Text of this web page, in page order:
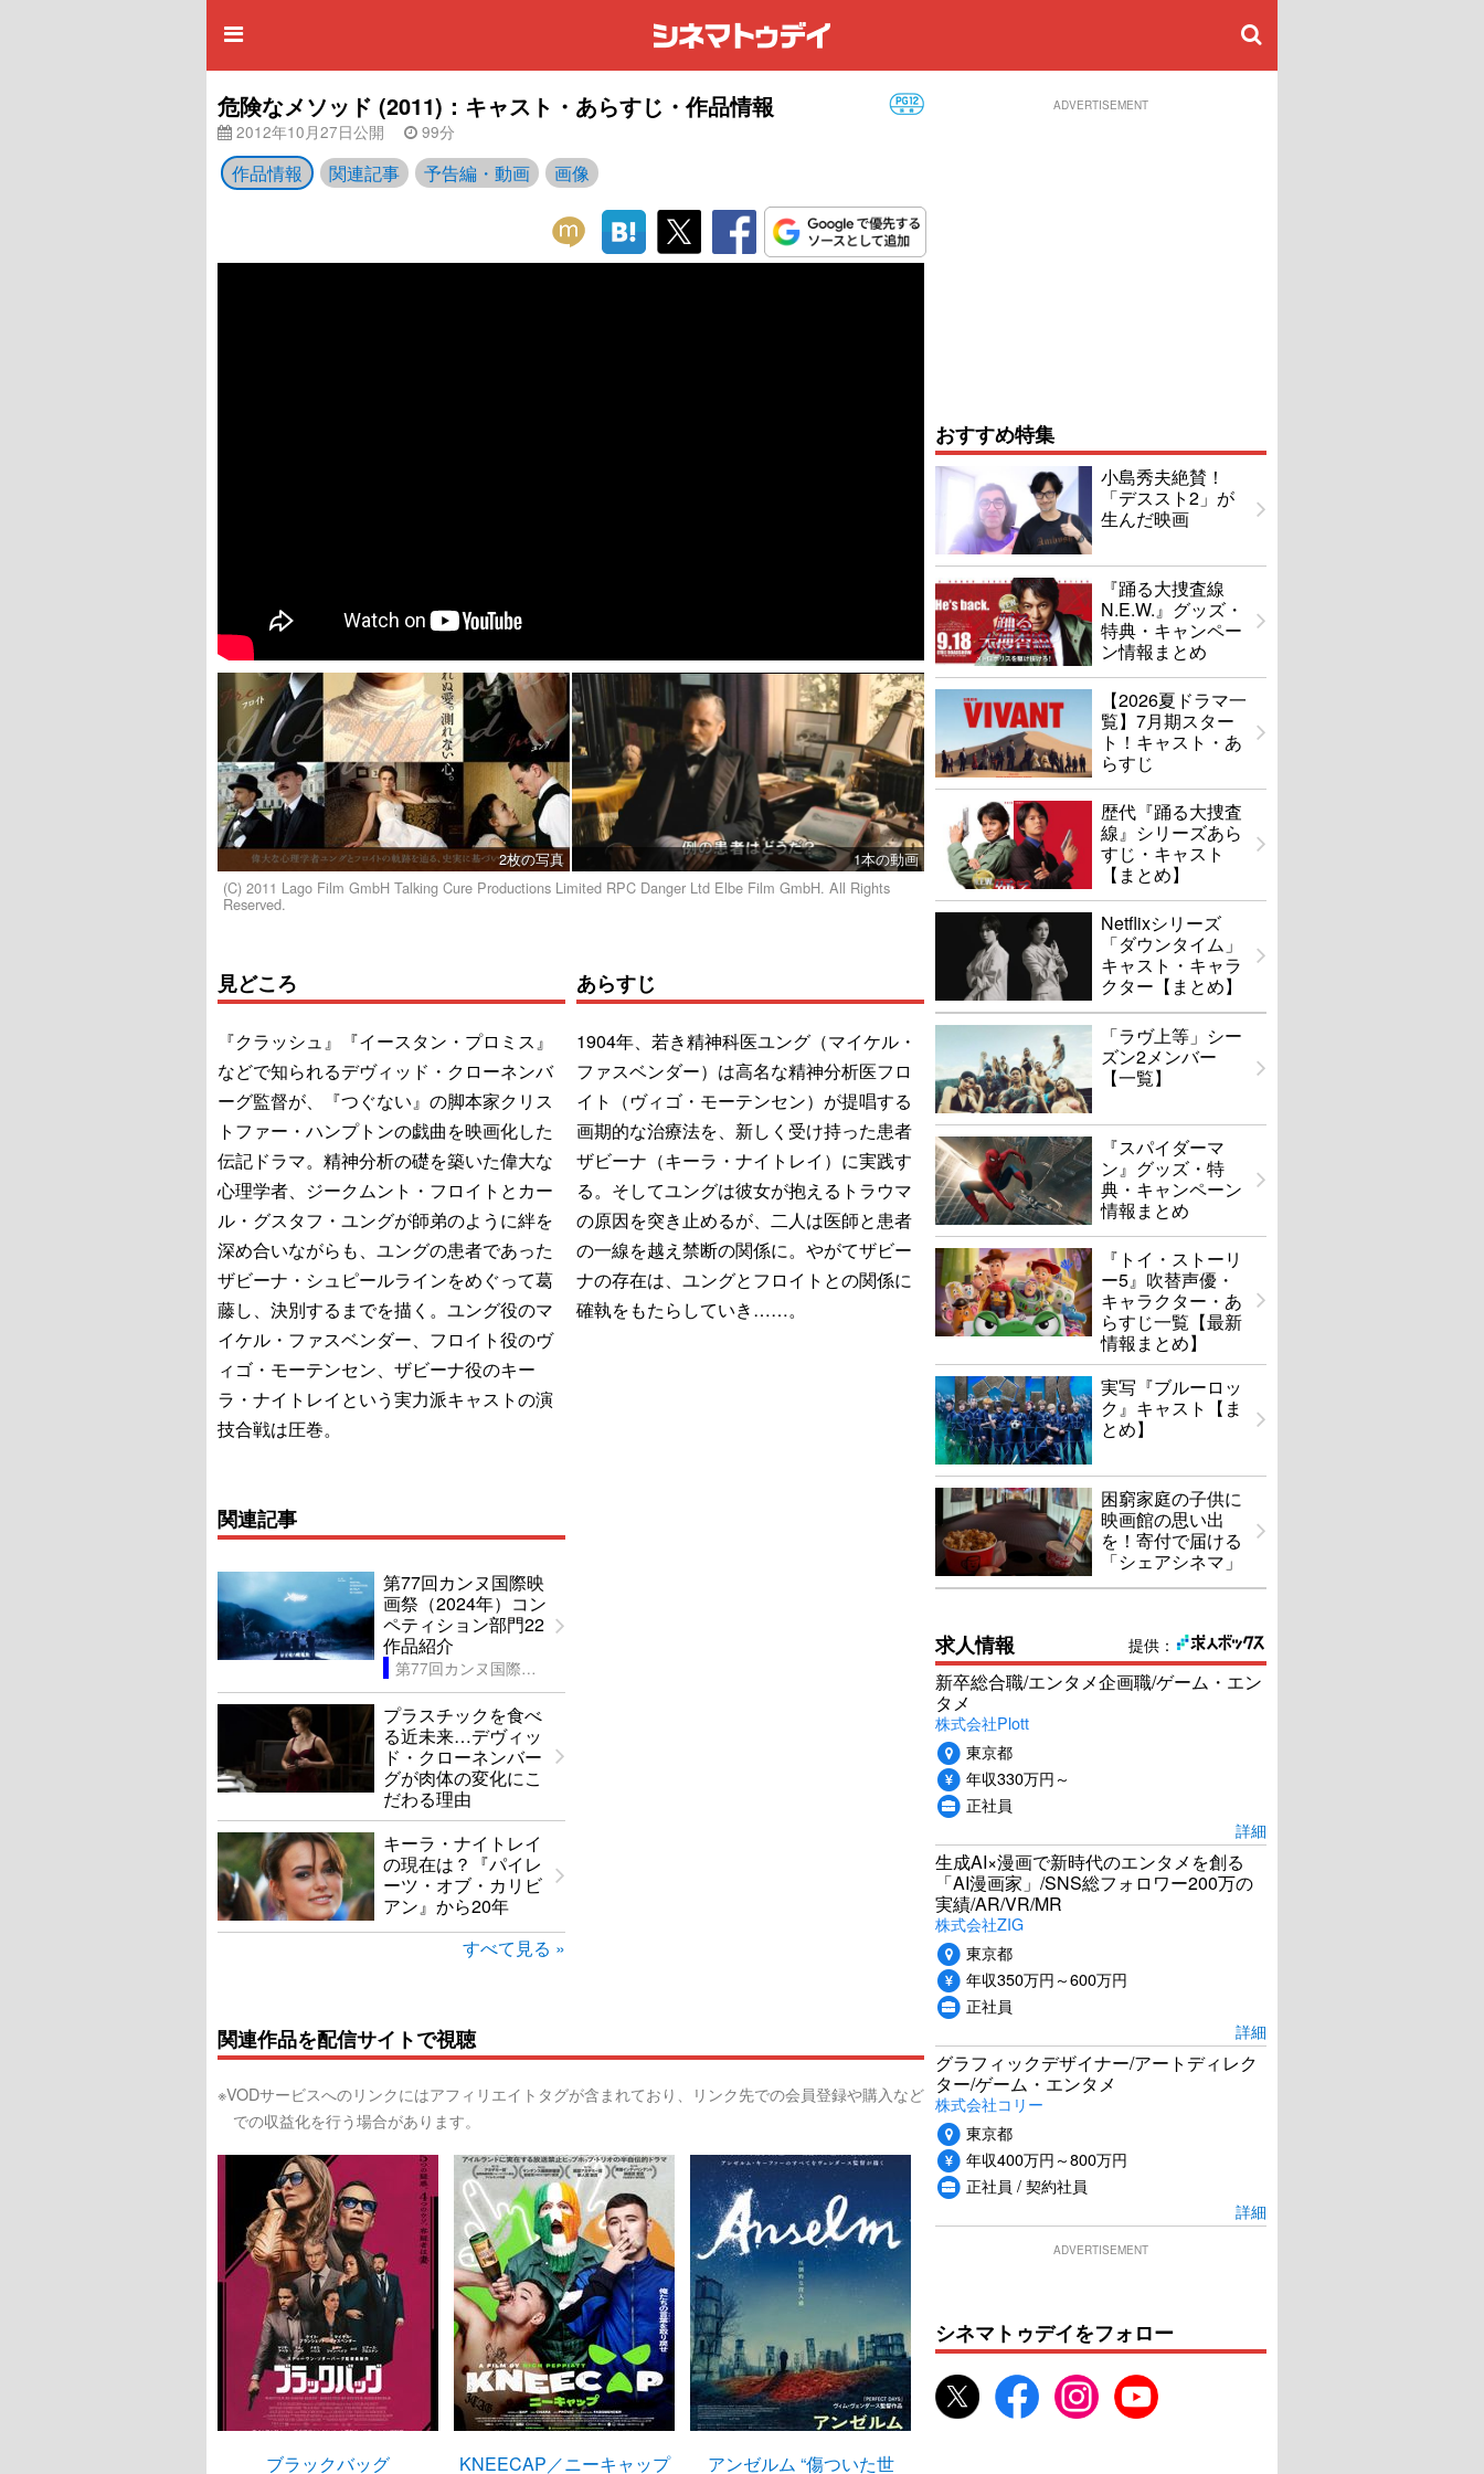
危険なメソッド (2011)：キャスト・あらすじ・作品情報
2012年10月27日公開 99分
作品情報 関連記事 予告編・動画 画像
2枚の写真
1本の動画
(C) 2011 Lago Film GmbH Talking Cure Productions Limited RPC Danger Ltd Elbe Film GmbH. All Rights
Reserved.
見どころ
『クラッシュ』『イースタン・プロミス』
などで知られるデヴィッド・クローネンバ
ーグ監督が、『つぐない』の脚本家クリス
トファー・ハンプトンの戯曲を映画化した
伝記ドラマ。精神分析の礎を築いた偉大な
心理学者、ジークムント・フロイトとカー
ル・グスタフ・ユングが師弟のように絆を
深め合いながらも、ユングの患者であった
ザビーナ・シュピールラインをめぐって葛
藤し、決別するまでを描く。ユング役のマ
イケル・ファスベンダー、フロイト役のヴ
ィゴ・モーテンセン、ザビーナ役のキー
ラ・ナイトレイという実力派キャストの演
技合戦は圧巻。
あらすじ
1904年、若き精神科医ユング（マイケル・
ファスベンダー）は高名な精神分析医フロ
イト（ヴィゴ・モーテンセン）が提唱する
画期的な治療法を、新しく受け持った患者
ザビーナ（キーラ・ナイトレイ）に実践す
る。そしてユングは彼女が抱えるトラウマ
の原因を突き止めるが、二人は医師と患者
の一線を越え禁断の関係に。やがてザビー
ナの存在は、ユングとフロイトとの関係に
確執をもたらしていき……。
関連記事
第77回カンヌ国際映
画祭（2024年）コン
ペティション部門22
作品紹介
第77回カンヌ国際映画祭
プラスチックを食べ
る近未来…デヴィッ
ド・クローネンバー
グが肉体の変化にこ
だわる理由
キーラ・ナイトレイ
の現在は？『パイレ
ーツ・オブ・カリビ
アン』から20年
すべて見る »
関連作品を配信サイトで視聴
※VODサービスへのリンクにはアフィリエイトタグが含まれており、リンク先での会員登録や購入など
での収益化を行う場合があります。
ブラックバッグ KNEECAP／ニーキャップ
アンゼルム “傷ついた世
ADVERTISEMENT
おすすめ特集
小島秀夫絶賛！
「デススト2」が
生んだ映画
『踊る大捜査線
N.E.W.』グッズ・
特典・キャンペー
ン情報まとめ
【2026夏ドラマ一
覧】7月期スター
ト！キャスト・あ
らすじ
歴代『踊る大捜査
線』シリーズあら
すじ・キャスト
【まとめ】
Netflixシリーズ
「ダウンタイム」
キャスト・キャラ
クター【まとめ】
「ラヴ上等」シー
ズン2メンバー
【一覧】
『スパイダーマ
ン』グッズ・特
典・キャンペーン
情報まとめ
『トイ・ストーリ
ー5』吹替声優・
キャラクター・あ
らすじ一覧【最新
情報まとめ】
実写『ブルーロッ
ク』キャスト【ま
とめ】
困窮家庭の子供に
映画館の思い出
を！寄付で届ける
「シェアシネマ」
提供：
求人情報
新卒総合職/エンタメ企画職/ゲーム・エン
タメ
株式会社Plott
東京都
年収330万円～
正社員
詳細
生成AI×漫画で新時代のエンタメを創る
「AI漫画家」/SNS総フォロワー200万の
実績/AR/VR/MR
株式会社ZIG
東京都
年収350万円～600万円
正社員
詳細
グラフィックデザイナー/アートディレク
ター/ゲーム・エンタメ
株式会社コリー
東京都
年収400万円～800万円
正社員 / 契約社員
詳細
ADVERTISEMENT
シネマトゥデイをフォロー